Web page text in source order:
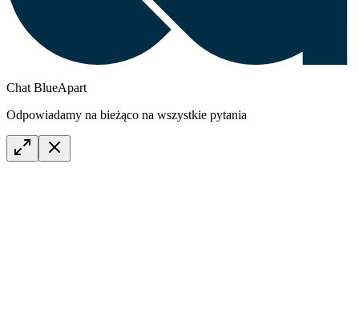
Chat BlueApart
Odpowiadamy na bieżąco na wszystkie pytania